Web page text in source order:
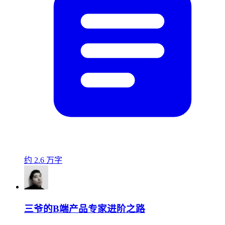
约 2.6 万字
三爷的B端产品专家进阶之路